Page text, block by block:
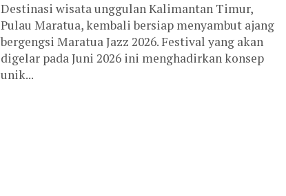
Destinasi wisata unggulan Kalimantan Timur,
Pulau Maratua, kembali bersiap menyambut ajang
bergengsi Maratua Jazz 2026. Festival yang akan
digelar pada Juni 2026 ini menghadirkan konsep
unik...